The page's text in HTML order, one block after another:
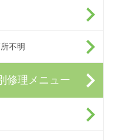
不明
修理メニュー